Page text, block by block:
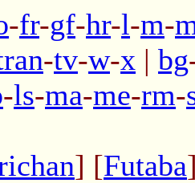
-fr-gf-hr-l-m-
-tv-w-x | bg
-ls-ma-me-rm-
] [Futaba